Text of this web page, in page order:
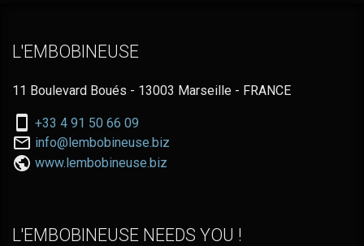
L'EMBOBINEUSE
11 Boulevard Boués - 13003 Marseille - FRANCE
Nous
téléphoner
au:
+33 4 91 50 66 09
Nous
contacter
info@lembobineuse.biz
www.lembobineuse.biz
L'EMBOBINEUSE NEEDS YOU !